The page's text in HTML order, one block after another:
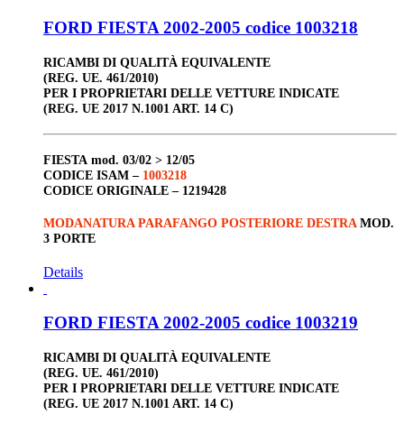
FORD FIESTA 2002-2005 codice 1003218
RICAMBI DI QUALITÀ EQUIVALENTE
(REG. UE. 461/2010)
PER I PROPRIETARI DELLE VETTURE INDICATE
(REG. UE 2017 N.1001 ART. 14 C)
FIESTA mod. 03/02 > 12/05
CODICE ISAM – 1003218
CODICE ORIGINALE – 1219428
MODANATURA PARAFANGO POSTERIORE DESTRAMOD.
3 PORTE
Details
FORD FIESTA 2002-2005 codice 1003219
RICAMBI DI QUALITÀ EQUIVALENTE
(REG. UE. 461/2010)
PER I PROPRIETARI DELLE VETTURE INDICATE
(REG. UE 2017 N.1001 ART. 14 C)